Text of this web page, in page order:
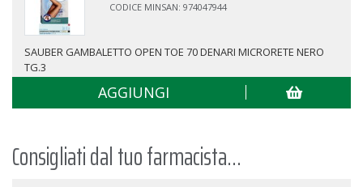
CODICE MINSAN: 974047944
SAUBER GAMBALETTO OPEN TOE 70 DENARI MICRORETE NERO
TG.3
AGGIUNGI
Consigliati dal tuo farmacista...